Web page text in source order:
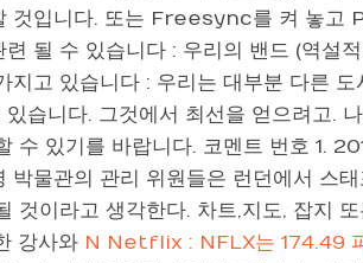
것입니다. 또는 Freesync를 켜 놓고
련 될 수 있습니다 : 우리의 밴드 (역설
지고 있습니다 : 우리는 대부분 다른
있습니다. 그것에서 최선을 얻으려고.
수 있기를 바랍니다. 코멘트 번호 1.
박물관의 관리 위원들은 런던에서
것이라고 생각한다. 차트,지도, 잡지
강사와 N Netflix : NFLX는 174.49